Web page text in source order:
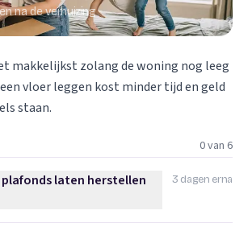
na de verhuizing
makkelijkst zolang de woning nog leeg
vloer leggen kost minder tijd en geld
staan.
0 van 6
3 dagen erna
laten herstellen afvinken
plafonds laten herstellen